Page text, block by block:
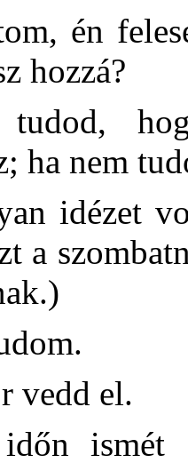
én
hozzá?
ha nem
idézet
a
vedd el.
ismét